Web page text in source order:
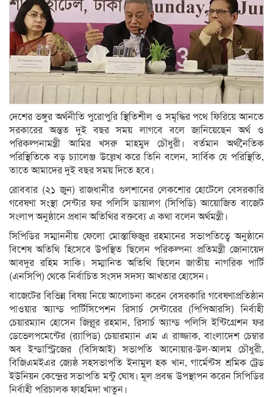
দেশের ভঙ্গুর অর্থনীতি পুরোপুরি স্থিতিশীল ও সমৃদ্ধির পথে ফিরিয়ে আনতে
সরকারের অন্তত দুই বছর সময় লাগবে বলে জানিয়েছেন অর্থ ও
পরিকল্পনামন্ত্রী আমির খসরু মাহমুদ চৌধুরী। বর্তমান অর্থনৈতিক
পরিস্থিতিকে বড় চ্যালেঞ্জ উল্লেখ করে তিনি বলেন, সার্বিক যে পরিস্থিতি,
তাতে আমাদের দুই বছর সময় দিতে হবে।
রোববার (২১ জুন) রাজধানীর গুলশানের লেকশোর হোটেলে বেসরকারি
গবেষণা সংস্থা সেন্টার ফর পলিসি ডায়ালগ (সিপিডি) আয়োজিত বাজেট
সংলাপ অনুষ্ঠানে প্রধান অতিথির বক্তব্যে এ কথা বলেন অর্থমন্ত্রী।
সিপিডির সম্মাননীয় ফেলো মোস্তাফিজুর রহমানের সভাপতিত্বে অনুষ্ঠানে
বিশেষ অতিথি হিসেবে উপস্থিত ছিলেন পরিকল্পনা প্রতিমন্ত্রী জোনায়েদ
আবদুর রহিম সাকি। সম্মানিত অতিথি ছিলেন জাতীয় নাগরিক পার্টি
(এনসিপি) থেকে নির্বাচিত সংসদ সদস্য আখতার হোসেন।
বাজেটের বিভিন্ন বিষয় নিয়ে আলোচনা করেন বেসরকারি গবেষণাপ্রতিষ্ঠান
পাওয়ার অ্যান্ড পার্টিসিপেশন রিসার্চ সেন্টারের (পিপিআরসি) নির্বাহী
চেয়ারম্যান হোসেন জিল্লুর রহমান, রিসার্চ অ্যান্ড পলিসি ইন্টিগ্রেশন ফর
ডেভেলপমেন্টের (র‍্যাপিড) চেয়ারম্যান এম এ রাজ্জাক, বাংলাদেশ চেম্বার
অব ইন্ডাস্ট্রিজের (বিসিআই) সভাপতি আনোয়ার-উল-আলম চৌধুরী,
বিজিএমইএর জ্যেষ্ঠ সহসভাপতি ইনামুল হক খান, গার্মেন্টস শ্রমিক ট্রেড
ইউনিয়ন কেন্দ্রের সভাপতি মন্টু ঘোষ। মূল প্রবন্ধ উপস্থাপন করেন সিপিডির
নির্বাহী পরিচালক ফাহমিদা খাতুন।